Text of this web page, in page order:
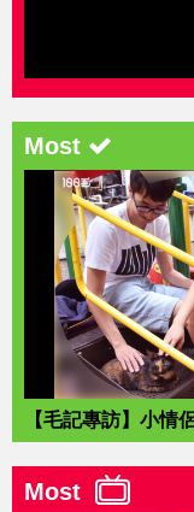
Most
【毛記專訪】小情
Most